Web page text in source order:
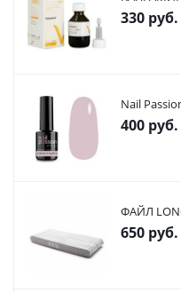
330 руб.
Nail
400 руб.
ФАЙЛ
650 руб.